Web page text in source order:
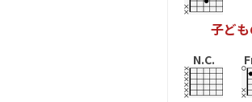
子ども
N.C.